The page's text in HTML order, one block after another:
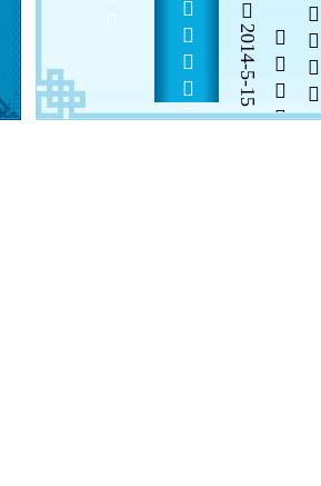
2014-5-15